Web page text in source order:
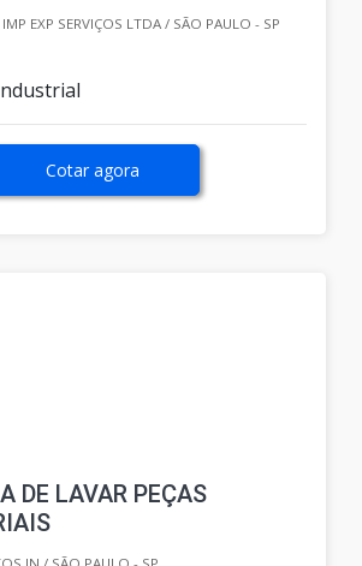
EXP SERVIÇOS LTDA / SÃO PAULO - SP
Cotar agora
DE LAVAR PEÇAS